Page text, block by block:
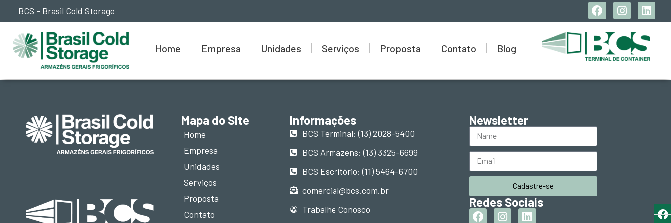
BCS - Brasil Cold Storage
Home Empresa Unidades Serviços Proposta Contato Blog
Mapa do SIte
Home
Empresa
Unidades
Serviços
Proposta
Contato
Informações
BCS Terminal: (13) 2028-5400
BCS Armazens: (13) 3325-6699
BCS Escritório: (11) 5464-6700
comercial@bcs.com.br
Trabalhe Conosco
Newsletter
Cadastre-se
Redes Sociais